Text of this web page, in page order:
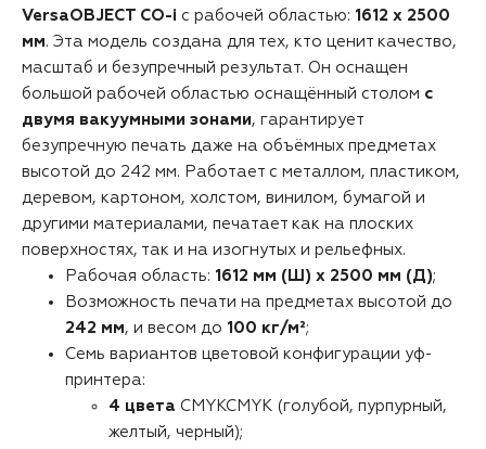
VersaOBJECT CO-i с рабочей областью: 1612 х 2500
мм. Эта модель создана для тех, кто ценит качество,
масштаб и безупречный результат. Он оснащен
большой рабочей областью оснащённый столом с
двумя вакуумными зонами, гарантирует
безупречную печать даже на объёмных предметах
высотой до 242 мм. Работает с металлом, пластиком,
деревом, картоном, холстом, винилом, бумагой и
другими материалами, печатает как на плоских
поверхностях, так и на изогнутых и рельефных.
Рабочая область: 1612 мм (Ш) x 2500 мм (Д);
Возможность печати на предметах высотой до
242 мм, и весом до 100 кг/м²;
Семь вариантов цветовой конфигурации уф-
принтера:
4 цвета CMYKCMYK (голубой, пурпурный,
желтый, черный);